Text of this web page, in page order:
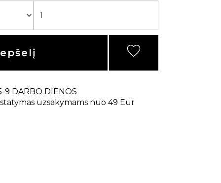
9 DARBO DIENOS
uzsakymams nuo 49 Eur